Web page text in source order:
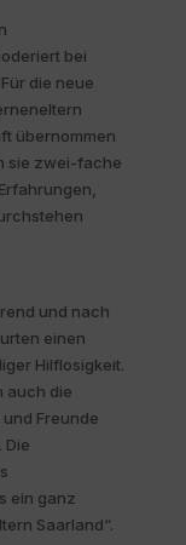
bei
die neue
übernommen
sie zwei-fache
und nach
einen
Hilflosigkeit.
auch die
Freunde
Die
ein ganz
Saarland“.